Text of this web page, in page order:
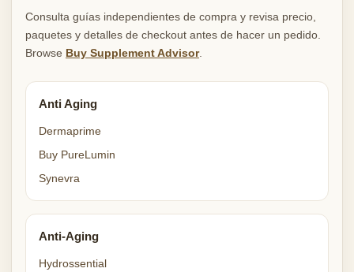
Consulta guías independientes de compra y revisa precio,
paquetes y detalles de checkout antes de hacer un pedido.
Browse Buy Supplement Advisor.
Anti Aging
Dermaprime
Buy PureLumin
Synevra
Anti-Aging
Hydrossential